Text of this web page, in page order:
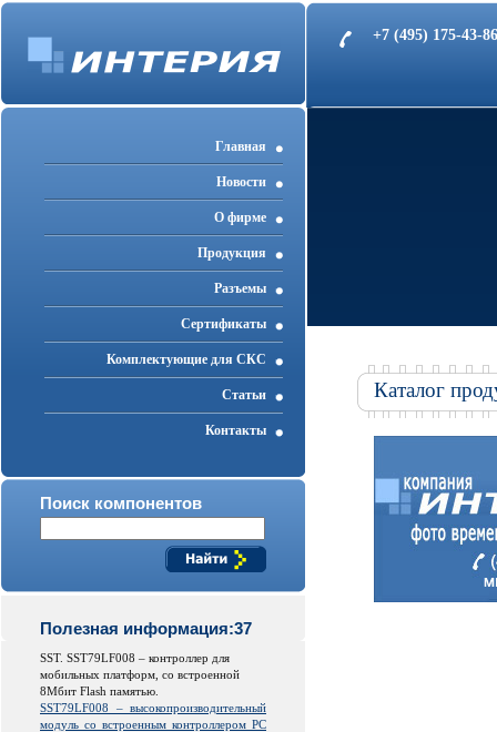
+7 (495) 175-43-
Главная
Новости
О фирме
Продукция
Разъемы
Cертификаты
Комплектующие для СКС
Статьи
Контакты
Поиск компонентов
Полезная информация:37
SST. SST79LF008 – контроллер для
мобильных платформ, со встроенной
8Мбит Flash памятью.
SST79LF008 – высокопроизводительный
модуль со встроенным контроллером PC
Каталог